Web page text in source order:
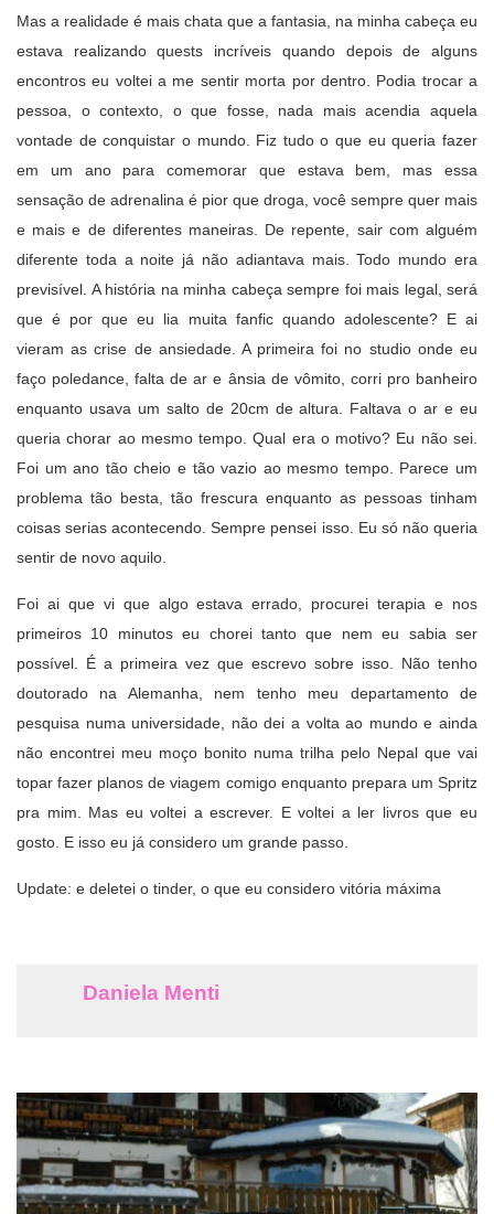
Mas a realidade é mais chata que a fantasia, na minha cabeça eu
estava realizando quests incríveis quando depois de alguns
encontros eu voltei a me sentir morta por dentro. Podia trocar a
pessoa, o contexto, o que fosse, nada mais acendia aquela
vontade de conquistar o mundo. Fiz tudo o que eu queria fazer
em um ano para comemorar que estava bem, mas essa
sensação de adrenalina é pior que droga, você sempre quer mais
e mais e de diferentes maneiras. De repente, sair com alguém
diferente toda a noite já não adiantava mais. Todo mundo era
previsível. A história na minha cabeça sempre foi mais legal, será
que é por que eu lia muita fanfic quando adolescente? E ai
vieram as crise de ansiedade. A primeira foi no studio onde eu
faço poledance, falta de ar e ânsia de vômito, corri pro banheiro
enquanto usava um salto de 20cm de altura. Faltava o ar e eu
queria chorar ao mesmo tempo. Qual era o motivo? Eu não sei.
Foi um ano tão cheio e tão vazio ao mesmo tempo. Parece um
problema tão besta, tão frescura enquanto as pessoas tinham
coisas serias acontecendo. Sempre pensei isso. Eu só não queria
sentir de novo aquilo.
Foi ai que vi que algo estava errado, procurei terapia e nos
primeiros 10 minutos eu chorei tanto que nem eu sabia ser
possível. É a primeira vez que escrevo sobre isso. Não tenho
doutorado na Alemanha, nem tenho meu departamento de
pesquisa numa universidade, não dei a volta ao mundo e ainda
não encontrei meu moço bonito numa trilha pelo Nepal que vai
topar fazer planos de viagem comigo enquanto prepara um Spritz
pra mim. Mas eu voltei a escrever. E voltei a ler livros que eu
gosto. E isso eu já considero um grande passo.
Update: e deletei o tinder, o que eu considero vitória máxima
Daniela Menti